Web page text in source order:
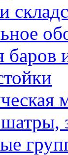
баров